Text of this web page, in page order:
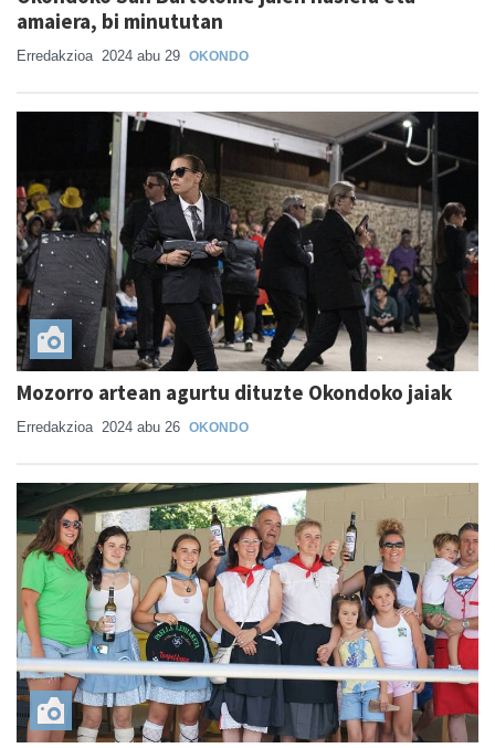
amaiera, bi minututan
Erredakzioa 2024 abu 29 OKONDO
Mozorro artean agurtu dituzte Okondoko jaiak
Erredakzioa 2024 abu 26 OKONDO